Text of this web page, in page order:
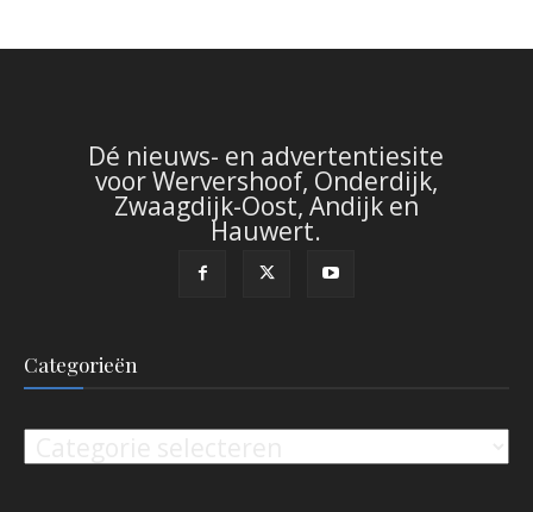
Dé nieuws- en advertentiesite
voor Wervershoof, Onderdijk,
Zwaagdijk-Oost, Andijk en
Hauwert.
Categorieën
Categorieën